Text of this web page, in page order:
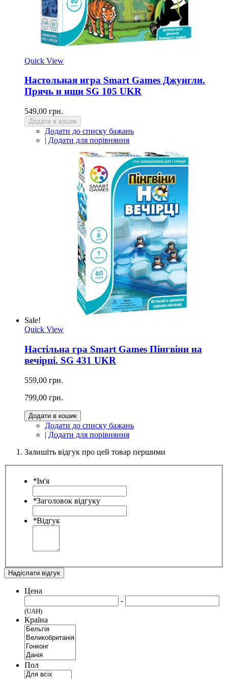
Quick View
Настольная игра Smart Games Джунгли.
Прячь и ищи SG 105 UKR
549,00 грн.
Додати в кошик
Додати до списку бажань
| Додати для порівняння
Sale!
Quick View
Настільна гра Smart Games Пінгвіни на
вечірці. SG 431 UKR
559,00 грн.
799,00 грн.
Додати в кошик
Додати до списку бажань
| Додати для порівняння
Залишіть відгук про цей товар першими
*Ім'я
*Заголовок відгуку
*Відгук
Надіслати відгук
Цена
-
(UAH)
Країна
Пол